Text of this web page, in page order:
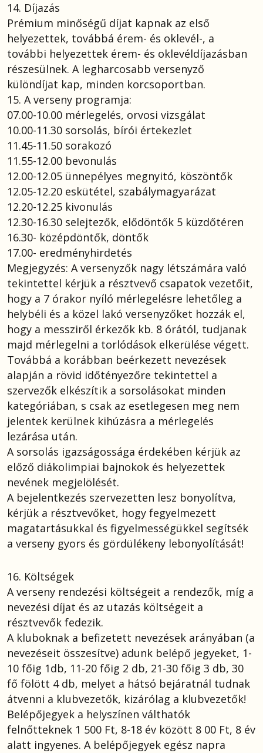
14. Díjazás
Prémium minőségű díjat kapnak az első
helyezettek, továbbá érem- és oklevél-, a
további helyezettek érem- és oklevéldíjazásban
részesülnek. A legharcosabb versenyző
különdíjat kap, minden korcsoportban.
15. A verseny programja:
07.00-10.00 mérlegelés, orvosi vizsgálat
10.00-11.30 sorsolás, bírói értekezlet
11.45-11.50 sorakozó
11.55-12.00 bevonulás
12.00-12.05 ünnepélyes megnyitó, köszöntők
12.05-12.20 eskütétel, szabálymagyarázat
12.20-12.25 kivonulás
12.30-16.30 selejtezők, elődöntők 5 küzdőtéren
16.30- középdöntők, döntők
17.00- eredményhirdetés
Megjegyzés: A versenyzők nagy létszámára való
tekintettel kérjük a résztvevő csapatok vezetőit,
hogy a 7 órakor nyíló mérlegelésre lehetőleg a
helybéli és a közel lakó versenyzőket hozzák el,
hogy a messziről érkezők kb. 8 órától, tudjanak
majd mérlegelni a torlódások elkerülése végett.
Továbbá a korábban beérkezett nevezések
alapján a rövid időtényezőre tekintettel a
szervezők elkészítik a sorsolásokat minden
kategóriában, s csak az esetlegesen meg nem
jelentek kerülnek kihúzásra a mérlegelés
lezárása után.
A sorsolás igazságossága érdekében kérjük az
előző diákolimpiai bajnokok és helyezettek
nevének megjelölését.
A bejelentkezés szervezetten lesz bonyolítva,
kérjük a résztvevőket, hogy fegyelmezett
magatartásukkal és figyelmességükkel segítsék
a verseny gyors és gördülékeny lebonyolítását!
16. Költségek
A verseny rendezési költségeit a rendezők, míg a
nevezési díjat és az utazás költségeit a
résztvevők fedezik.
A kluboknak a befizetett nevezések arányában (a
nevezéseit összesítve) adunk belépő jegyeket, 1-
10 főig 1db, 11-20 főig 2 db, 21-30 főig 3 db, 30
fő fölött 4 db, melyet a hátsó bejáratnál tudnak
átvenni a klubvezetők, kizárólag a klubvezetők!
Belépőjegyek a helyszínen válthatók
felnőtteknek 1 500 Ft, 8-18 év között 8 00 Ft, 8 év
alatt ingyenes. A belépőjegyek egész napra